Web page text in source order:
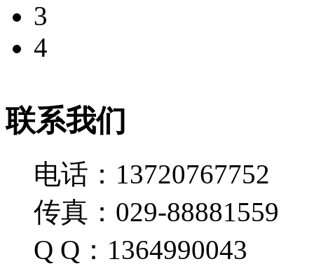
3
4
联系我们
电话：13720767752
传真：029-88881559
Q Q：1364990043